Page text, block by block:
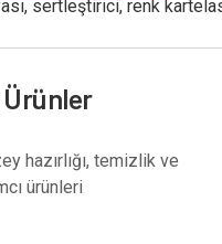
Ürünler
hazırlığı, temizlik ve
ürünleri